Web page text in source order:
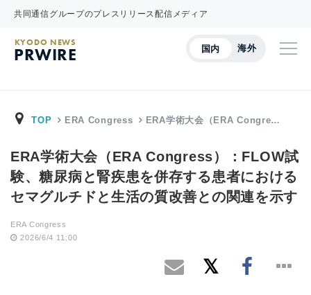
共同通信グループのプレスリリース配信メディア
国内 海外
KYODO NEWS
PRWIRE
TOP ERA Congress ERA学術大会（ERA Congre…
ERA学術大会（ERA Congress）：FLOW試
験、糖尿病と腎疾患を併存する患者における
セマグルチドと生活の質改善との関連を示す
ERA Congress
2026/6/4 11:00